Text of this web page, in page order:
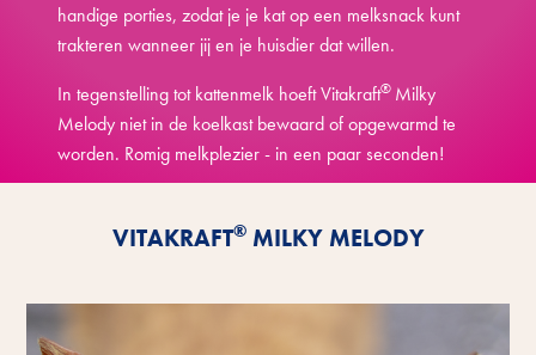
handige porties, zodat je je kat op een melksnack kunt
trakteren wanneer jij en je huisdier dat willen.
In tegenstelling tot kattenmelk hoeft Vitakraft® Milky
Melody niet in de koelkast bewaard of opgewarmd te
worden. Romig melkplezier - in een paar seconden!
VITAKRAFT®MILKY MELODY